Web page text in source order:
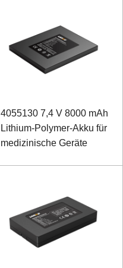
4055130 7,4 V 8000 mAh
Lithium-Polymer-Akku für
medizinische Geräte